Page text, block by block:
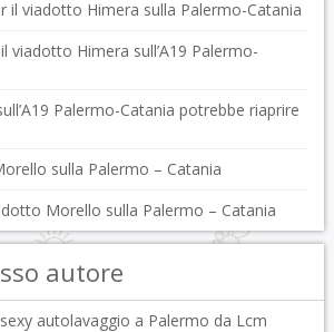
il viadotto Himera sulla Palermo-Catania
viadotto Himera sull’A19 Palermo-
Palermo-Catania potrebbe riaprire
sulla Palermo – Catania
Morello sulla Palermo – Catania
autore
sexy autolavaggio a Palermo da Lcm